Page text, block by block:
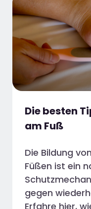
Die besten
am Fuß
Die Bildung
Füßen ist ein
gegen
Erfahre hier,